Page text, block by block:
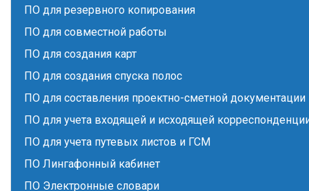
ПО для резервного копирования
ПО для совместной работы
ПО для создания карт
ПО для создания спуска полос
ПО для составления проектно-сметной документации
ПО для учета входящей и исходящей
ПО для учета путевых листов и ГСМ
ПО Лингафонный кабинет
ПО Электронные словари